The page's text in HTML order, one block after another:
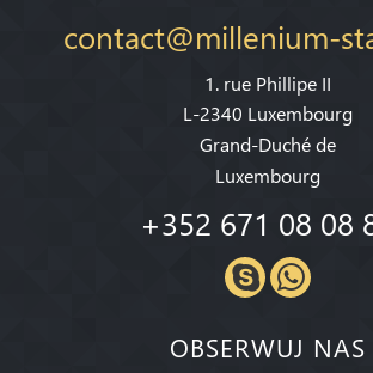
contact@millenium-
1. rue Phillipe II
L-2340 Luxembourg
Grand-Duché de
Luxembourg
+352 671 08 08
OBSERWUJ NAS